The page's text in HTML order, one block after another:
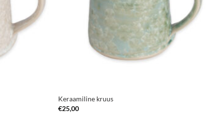
Keraamiline kruus
€25,00